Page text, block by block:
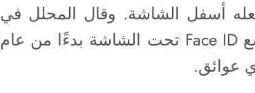
أسفل الشاشة. وقال المحلل في
شركة مينج تشي كو إن شركة أبل تخطط لوضع Face ID تحت الشاشة بدءًا من عام